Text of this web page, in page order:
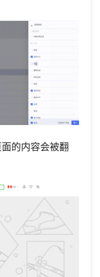
的内容会被翻